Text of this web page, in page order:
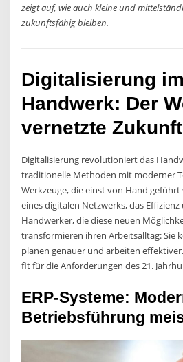
zeigt auf, wie auch kleine und
zukunftsfähig bleiben.
Digitalisierung im
Handwerk: Der
vernetzte Zukunft
Digitalisierung revolutioniert das
traditionelle Methoden mit moderner
Werkzeuge, die einst von Hand
eines digitalen Netzwerks, das
Handwerker, die diese neuen
transformieren ihren Arbeitsalltag: Sie
planen genauer und arbeiten
fit für die Anforderungen des 21.
ERP-Systeme:
Betriebsführung